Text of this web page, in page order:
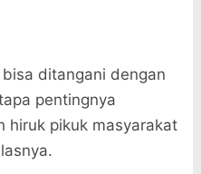
ditangani dengan
pentingnya
hiruk pikuk masyarakat